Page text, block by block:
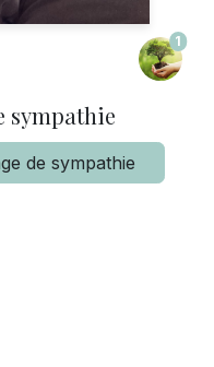
1
sympathie
de sympathie